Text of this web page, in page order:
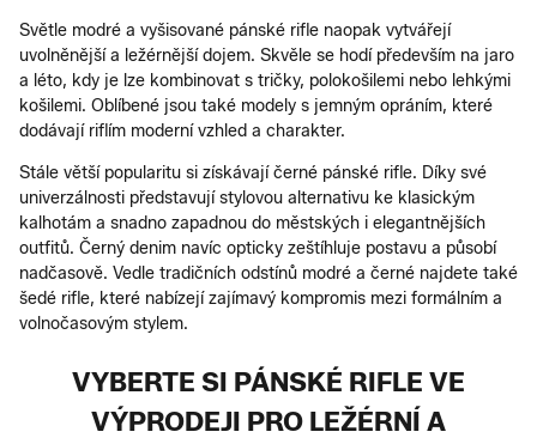
Světle modré a vyšisované pánské rifle naopak vytvářejí
uvolněnější a ležérnější dojem. Skvěle se hodí především na jaro
a léto, kdy je lze kombinovat s tričky, polokošilemi nebo lehkými
košilemi. Oblíbené jsou také modely s jemným opráním, které
dodávají riflím moderní vzhled a charakter.
Stále větší popularitu si získávají černé pánské rifle. Díky své
univerzálnosti představují stylovou alternativu ke klasickým
kalhotám a snadno zapadnou do městských i elegantnějších
outfitů. Černý denim navíc opticky zeštíhluje postavu a působí
nadčasově. Vedle tradičních odstínů modré a černé najdete také
šedé rifle, které nabízejí zajímavý kompromis mezi formálním a
volnočasovým stylem.
VYBERTE SI PÁNSKÉ RIFLE VE
VÝPRODEJI PRO LEŽÉRNÍ A